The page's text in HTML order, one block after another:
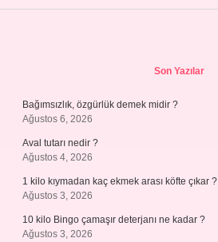
Son Yazılar
Bağımsızlık, özgürlük demek midir ?
Ağustos 6, 2026
Aval tutarı nedir ?
Ağustos 4, 2026
1 kilo kıymadan kaç ekmek arası köfte çıkar ?
Ağustos 3, 2026
10 kilo Bingo çamaşır deterjanı ne kadar ?
Ağustos 3, 2026